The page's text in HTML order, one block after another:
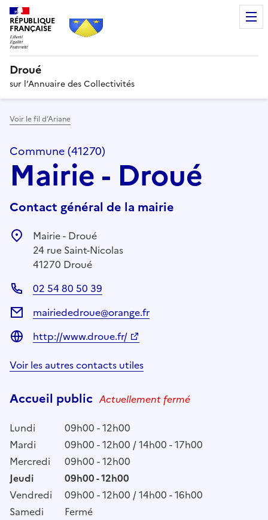
RÉPUBLIQUE
FRANÇAISE
Droué
sur l’Annuaire des Collectivités
Voir le fil d’Ariane
Commune (41270)
Mairie - Droué
Contact général de la mairie
Mairie - Droué
24 rue Saint-Nicolas
41270 Droué
02 54 80 50 39
mairiededroue@orange.fr
http://www.droue.fr/
Voir les autres contacts utiles
Accueil public Actuellement fermé
Lundi
09h00 - 12h00
Mardi
09h00 - 12h00 / 14h00 - 17h00
Mercredi
09h00 - 12h00
Jeudi
09h00 - 12h00
Vendredi
09h00 - 12h00 / 14h00 - 16h00
Samedi
Fermé